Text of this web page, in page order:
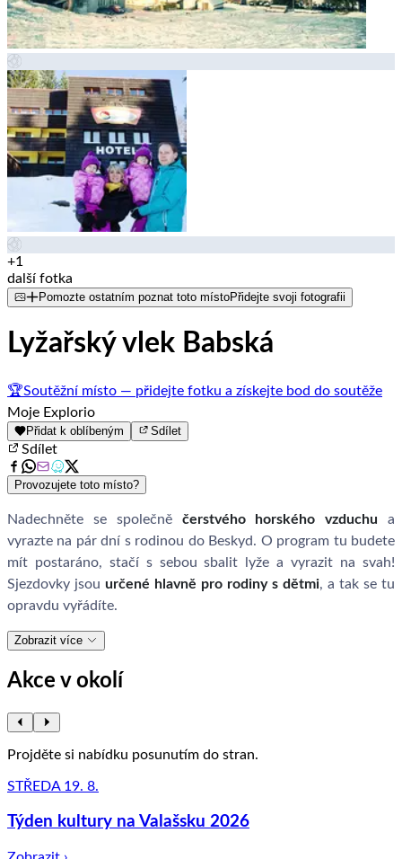
+1
další fotka
Pomozte ostatním poznat toto místoPřidejte svoji fotografii
Lyžařský vlek Babská
🏆Soutěžní místo — přidejte fotku a získejte bod do soutěže
Moje Explorio
Přidat k oblíbeným Sdílet
Sdílet
Provozujete toto místo?
Nadechněte se společně čerstvého horského vzduchu a
vyrazte na pár dní s rodinou do Beskyd. O program tu budete
mít postaráno, stačí s sebou sbalit lyže a vyrazit na svah!
Sjezdovky jsou určené hlavně pro rodiny s dětmi, a tak se tu
opravdu vyřádíte.
Zobrazit více
Akce v okolí
Projděte si nabídku posunutím do stran.
STŘEDA 19. 8.
Týden kultury na Valašsku 2026